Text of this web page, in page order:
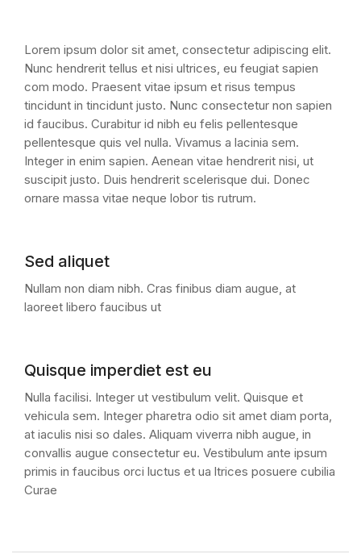
Lorem ipsum dolor sit amet, consectetur adipiscing elit.
Nunc hendrerit tellus et nisi ultrices, eu feugiat sapien
com modo. Praesent vitae ipsum et risus tempus
tincidunt in tincidunt justo. Nunc consectetur non sapien
id faucibus. Curabitur id nibh eu felis pellentesque
pellentesque quis vel nulla. Vivamus a lacinia sem.
Integer in enim sapien. Aenean vitae hendrerit nisi, ut
suscipit justo. Duis hendrerit scelerisque dui. Donec
ornare massa vitae neque lobor tis rutrum.
Sed aliquet
Nullam non diam nibh. Cras finibus diam augue, at
laoreet libero faucibus ut
Quisque imperdiet est eu
Nulla facilisi. Integer ut vestibulum velit. Quisque et
vehicula sem. Integer pharetra odio sit amet diam porta,
at iaculis nisi so dales. Aliquam viverra nibh augue, in
convallis augue consectetur eu. Vestibulum ante ipsum
primis in faucibus orci luctus et ua ltrices posuere cubilia
Curae